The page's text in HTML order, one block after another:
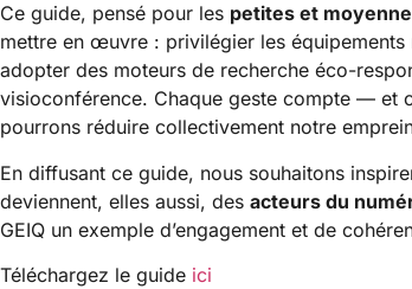
Ce guide, pensé pour les petites et
mettre en œuvre : privilégier les
adopter des moteurs de recherche éco-
visioconférence. Chaque geste compte — et
pourrons réduire collectivement notre
En diffusant ce guide, nous souhaitons
deviennent, elles aussi, des acteurs du
GEIQ un exemple d’engagement et de
Téléchargez le guide ici